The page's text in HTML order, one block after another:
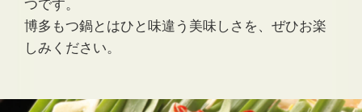
つです。
博多もつ鍋とはひと味違う美味しさを、ぜひお楽
しみください。